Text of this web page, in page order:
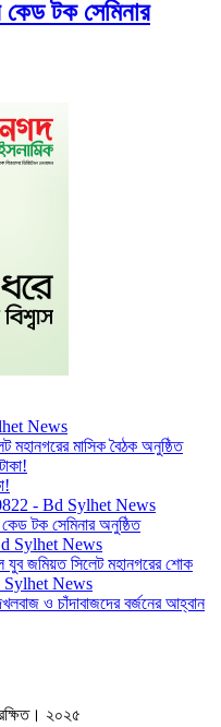
কেড টক সেমিনার
মহানগরের মাসিক বৈঠক অনুষ্ঠিত
টক সেমিনার অনুষ্ঠিত
যুব জমিয়ত সিলেট মহানগরের শোক
ও চাঁদাবাজদের বর্জনের আহ্বান
২০২৫